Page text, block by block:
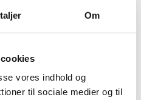
Om
vores indhold og
til sociale medier og til
bliver solgt i 100gr fed (400m)